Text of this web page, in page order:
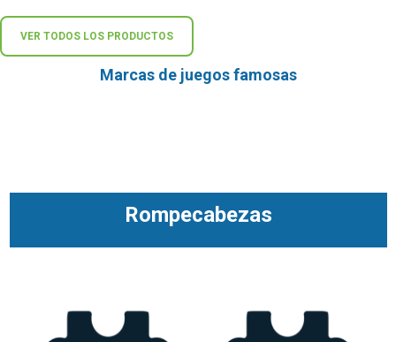
VER TODOS LOS PRODUCTOS
Marcas de juegos famosas
Rompecabezas